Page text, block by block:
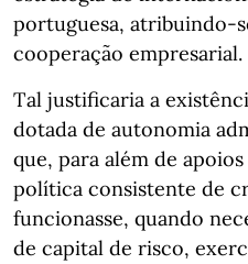
portuguesa, atribuindo-
cooperação empresarial.
Tal justificaria a
dotada de autonomia
que, para além de
política consistente de
funcionasse, quando
de capital de risco,